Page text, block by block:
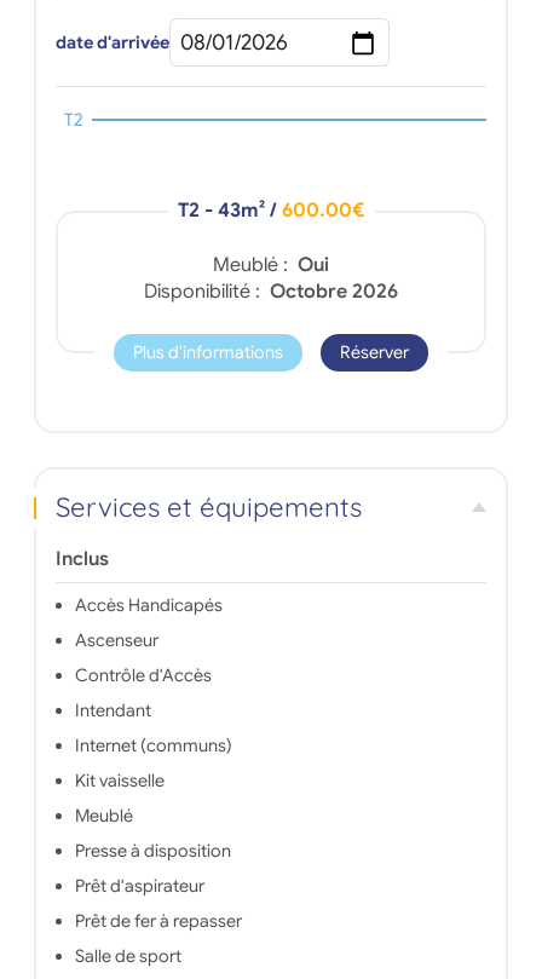
date d'arrivée
T2
T2 - 43m² / 600.00€
Meublé : Oui
Disponibilité : Octobre 2026
Plus d'informations Réserver
Services et équipements
Inclus
Accès Handicapés
Ascenseur
Contrôle d'Accès
Intendant
Internet (communs)
Kit vaisselle
Meublé
Presse à disposition
Prêt d'aspirateur
Prêt de fer à repasser
Salle de sport